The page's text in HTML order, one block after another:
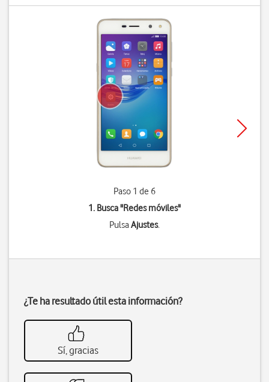
Paso 1 de 6
1. Busca "Redes móviles"
PulsaAjustes.
¿Te ha resultado útil esta información?
Sí, gracias